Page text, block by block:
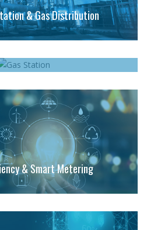
& Gas Distribution
& Smart Metering